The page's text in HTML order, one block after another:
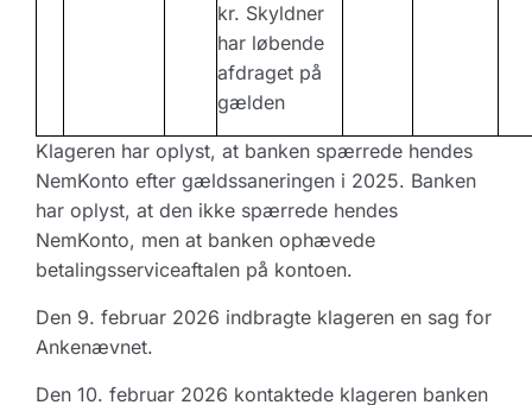
kr. Skyldner
har løbende
afdraget på
gælden
Klageren har oplyst, at banken spærrede hendes
NemKonto efter gældssaneringen i 2025. Banken
har oplyst, at den ikke spærrede hendes
NemKonto, men at banken ophævede
betalingsserviceaftalen på kontoen.
Den 9. februar 2026 indbragte klageren en sag for
Ankenævnet.
Den 10. februar 2026 kontaktede klageren banken